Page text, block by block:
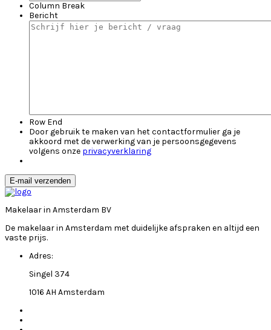
Column Break
Bericht
Row End
Door gebruik te maken van het contactformulier ga je
akkoord met de verwerking van je persoonsgegevens
volgens onze privacyverklaring
E-mail verzenden
Makelaar in Amsterdam BV
De makelaar in Amsterdam met duidelijke afspraken en altijd een
vaste prijs.
Adres:
Singel 374
1016 AH Amsterdam